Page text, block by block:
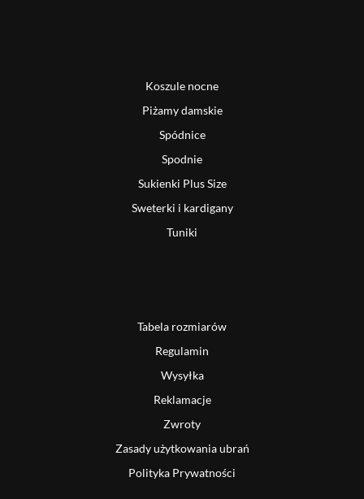
Koszule nocne
Piżamy damskie
Spódnice
Spodnie
Sukienki Plus Size
Sweterki i kardigany
Tuniki
Tabela rozmiarów
Regulamin
Wysyłka
Reklamacje
Zwroty
Zasady użytkowania ubrań
Polityka Prywatności